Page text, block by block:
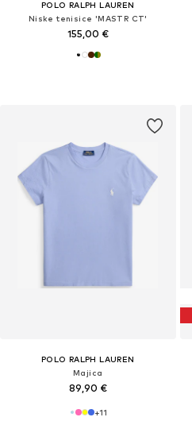
POLO RALPH LAUREN
Niske tenisice 'MASTR CT'
155,00 €
POLO RALPH LAUREN
Majica
89,90 €
+11